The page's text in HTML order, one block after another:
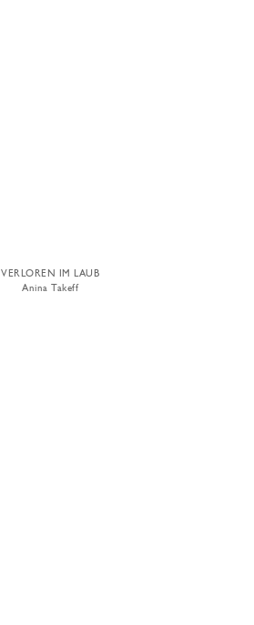
VERLOREN IM LAUB
Anina Takeff